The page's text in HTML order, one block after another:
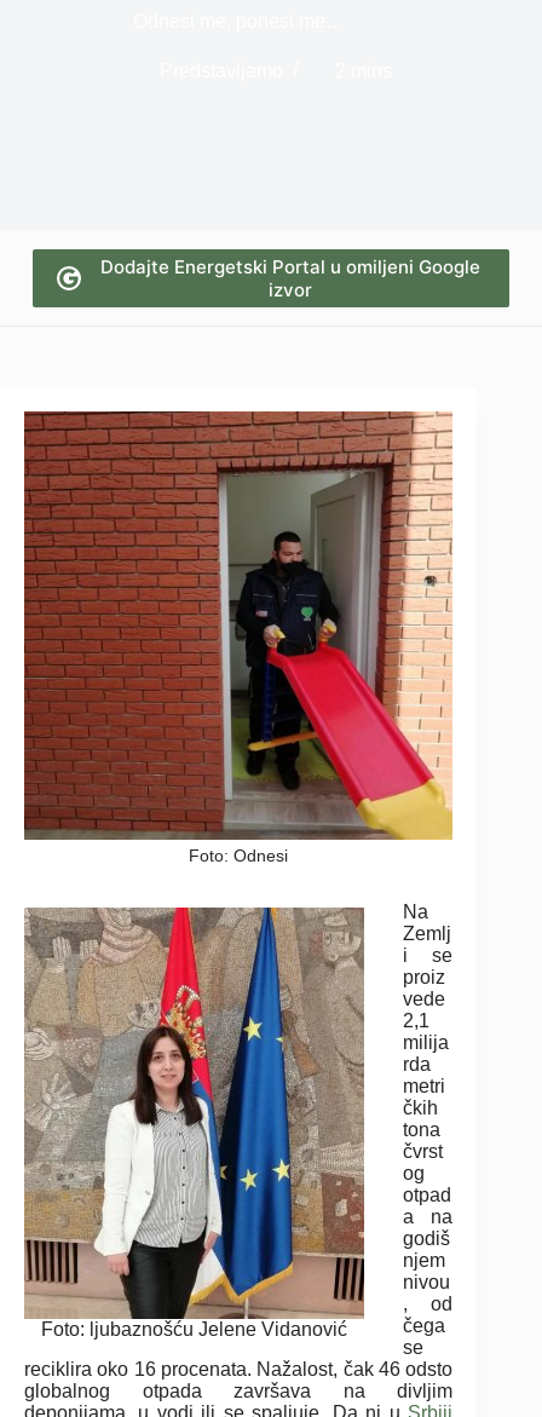
Dodajte Energetski Portal u omiljeni Google
izvor
Foto: Odnesi
Foto: ljubaznošću Jelene Vidanović
Na
Zemlj
i se
proiz
vede
2,1
milija
rda
metri
čkih
tona
čvrst
og
otpad
a na
godiš
njem
nivou
, od
čega
se
reciklira oko 16 procenata. Nažalost, čak 46 odsto
globalnog otpada završava na divljim